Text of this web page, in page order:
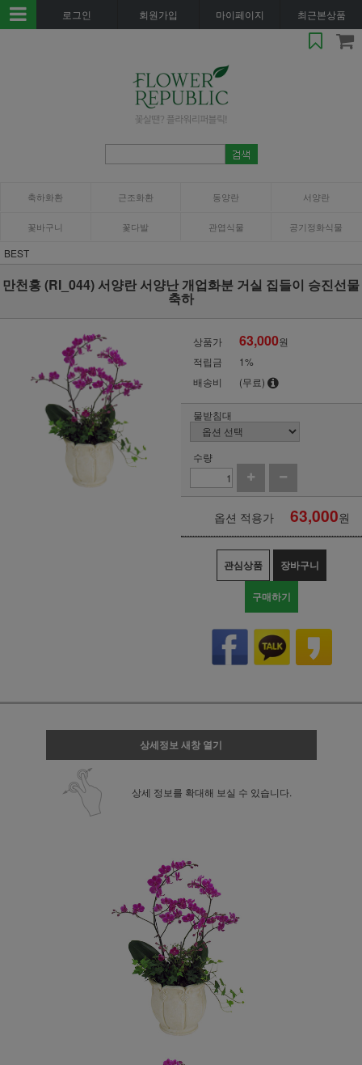
로그인 회원가입 마이페이지 최근본상품
축하화환 근조화환 동양란 서양란
꽃바구니 꽃다발 관엽식물 공기정화식물
BEST
만천홍 (RI_044) 서양란 서양난 개업화분 거실 집들이 승진선물
축하
상품가 63,000원
적립금
1%
배송비
(무료)
물받침대
수량
옵션 적용가 63,000원
관심상품 장바구니
구매하기
상세정보 새창 열기
상세 정보를 확대해 보실 수 있습니다.